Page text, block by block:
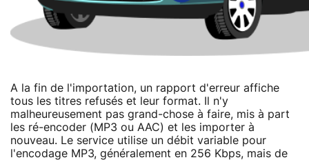
A la fin de l'importation, un rapport d'erreur affiche
tous les titres refusés et leur format. Il n'y
malheureusement pas grand-chose à faire, mis à part
les ré-encoder (MP3 ou AAC) et les importer à
nouveau. Le service utilise un débit variable pour
l'encodage MP3, généralement en 256 Kbps, mais de